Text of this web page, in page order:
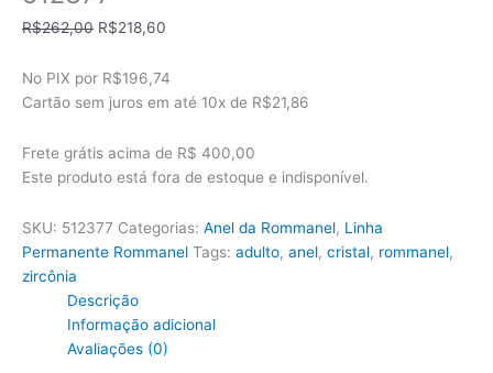
R$262,00 O
original
era:
R$218,60
atual
é:
No PIX por R$196,74
Cartão sem juros em até 10x de R$21,86
Frete grátis acima de R$ 400,00
Este produto está fora de estoque e indisponível.
SKU: 512377 Categorias: Anel da Rommanel, Linha
Permanente Rommanel Tags: adulto, anel, cristal, rommanel,
zircônia
Descrição
Informação adicional
Avaliações (0)